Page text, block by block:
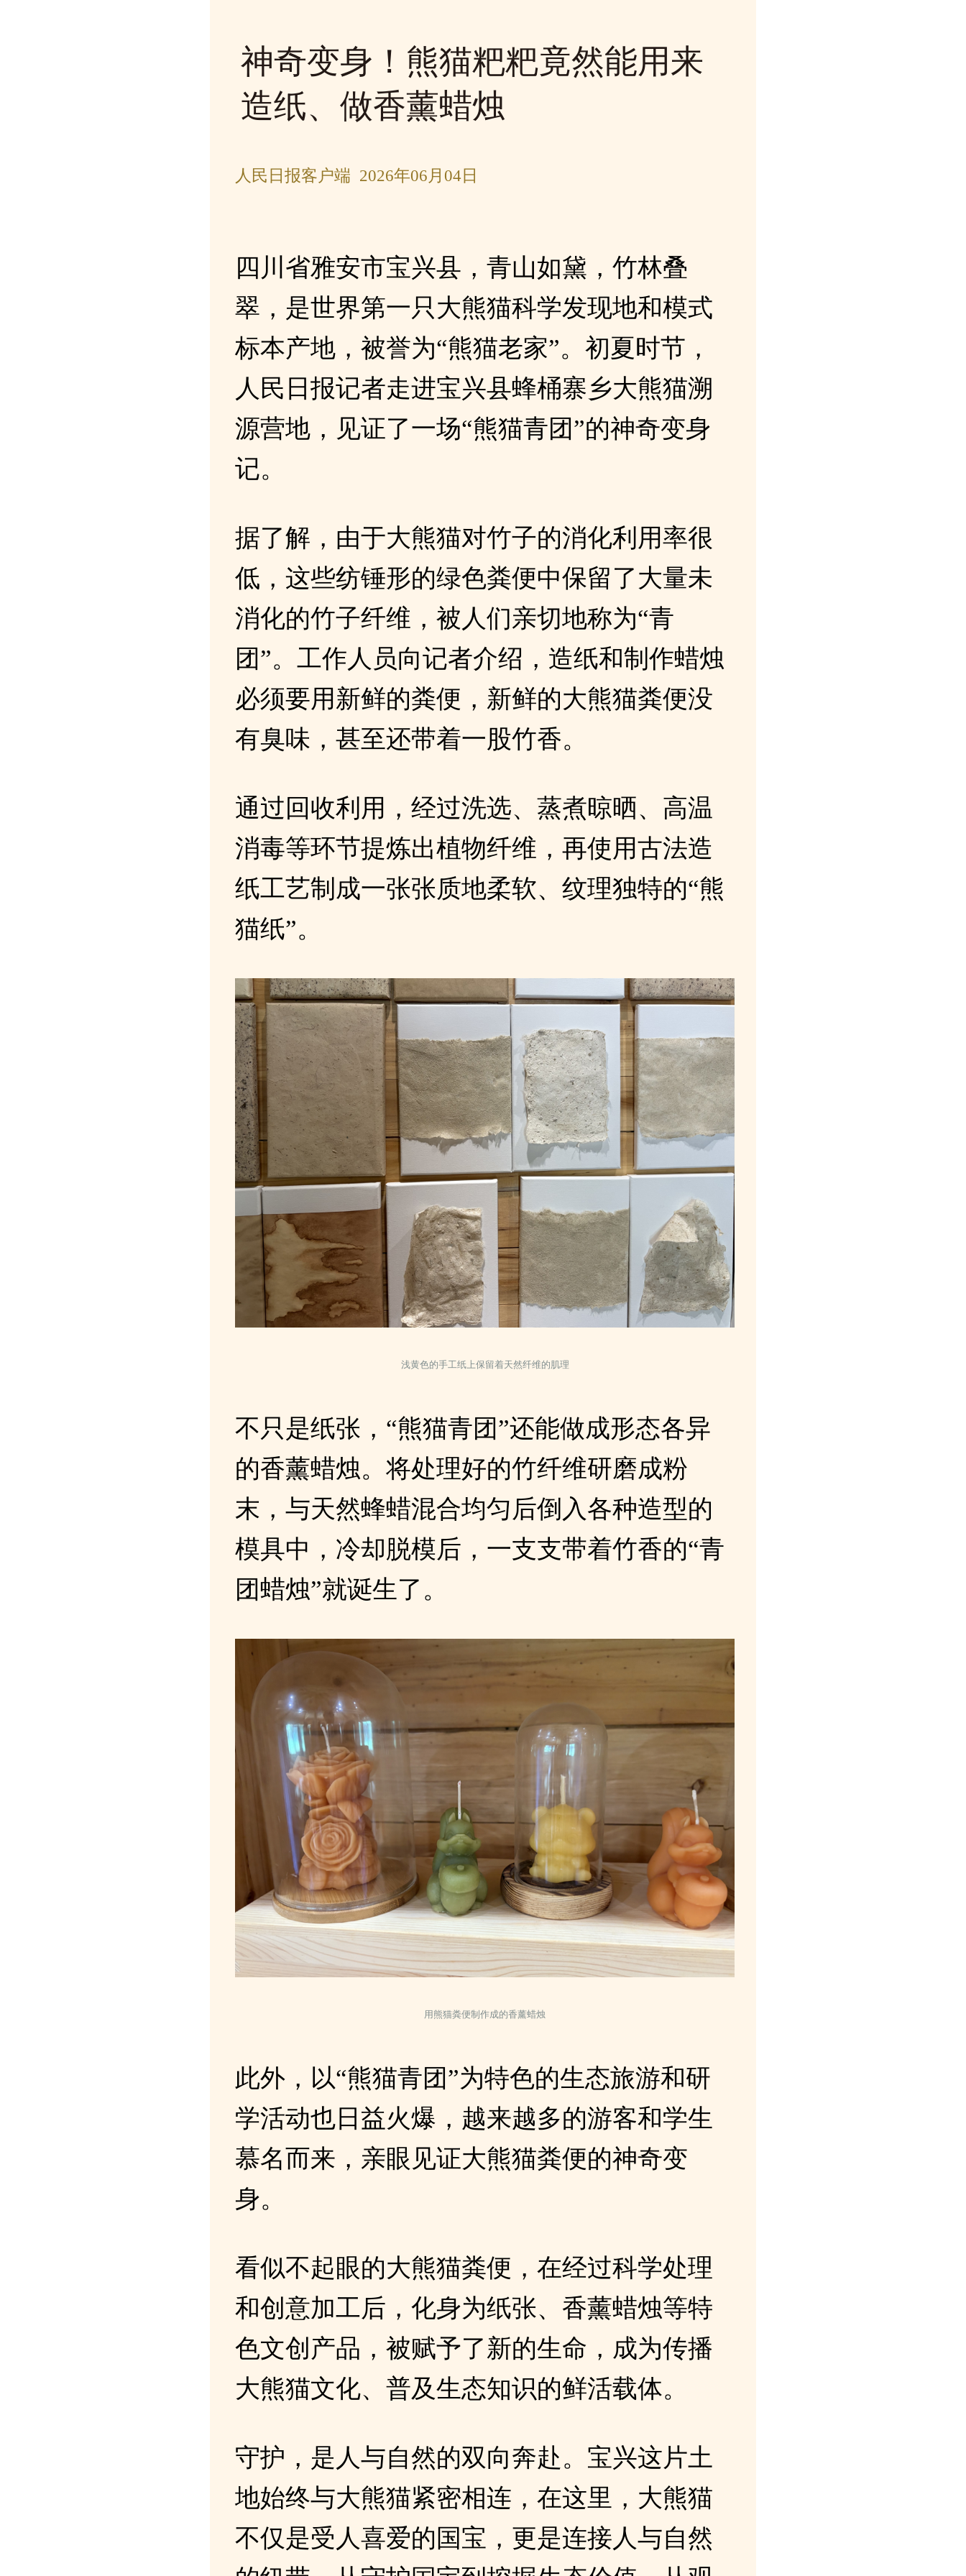
神奇变身！熊猫粑粑竟然能用来
造纸、做香薰蜡烛
人民日报客户端 2026年06月04日
四川省雅安市宝兴县，青山如黛，竹林叠
翠，是世界第一只大熊猫科学发现地和模式
标本产地，被誉为“熊猫老家”。初夏时节，
人民日报记者走进宝兴县蜂桶寨乡大熊猫溯
源营地，见证了一场“熊猫青团”的神奇变身
记。
据了解，由于大熊猫对竹子的消化利用率很
低，这些纺锤形的绿色粪便中保留了大量未
消化的竹子纤维，被人们亲切地称为“青
团”。工作人员向记者介绍，造纸和制作蜡烛
必须要用新鲜的粪便，新鲜的大熊猫粪便没
有臭味，甚至还带着一股竹香。
通过回收利用，经过洗选、蒸煮晾晒、高温
消毒等环节提炼出植物纤维，再使用古法造
纸工艺制成一张张质地柔软、纹理独特的“熊
猫纸”。
浅黄色的手工纸上保留着天然纤维的肌理
不只是纸张，“熊猫青团”还能做成形态各异
的香薰蜡烛。将处理好的竹纤维研磨成粉
末，与天然蜂蜡混合均匀后倒入各种造型的
模具中，冷却脱模后，一支支带着竹香的“青
团蜡烛”就诞生了。
用熊猫粪便制作成的香薰蜡烛
此外，以“熊猫青团”为特色的生态旅游和研
学活动也日益火爆，越来越多的游客和学生
慕名而来，亲眼见证大熊猫粪便的神奇变
身。
看似不起眼的大熊猫粪便，在经过科学处理
和创意加工后，化身为纸张、香薰蜡烛等特
色文创产品，被赋予了新的生命，成为传播
大熊猫文化、普及生态知识的鲜活载体。
守护，是人与自然的双向奔赴。宝兴这片土
地始终与大熊猫紧密相连，在这里，大熊猫
不仅是受人喜爱的国宝，更是连接人与自然